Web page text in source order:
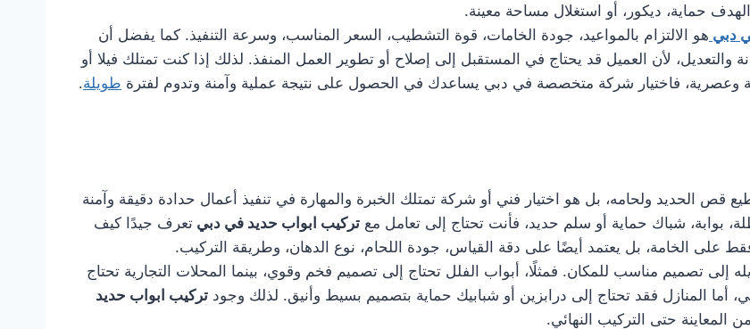
حماية، ديكور، أو استغلال مساحة معينة.
دبي هو الالتزام بالمواعيد، جودة الخامات، قوة التشطيب، السعر المناسب، وسرعة التنفيذ. كما يفضل أن
لأن العميل قد يحتاج في المستقبل إلى إصلاح أو تطوير العمل المنفذ. لذلك إذا كنت تمتلك فيلا أو
وعصرية، فاختيار شركة متخصصة في دبي يساعدك في الحصول على نتيجة عملية وآمنة وتدوم لفترة طويلة.
ولحامه، بل هو اختيار فني أو شركة تمتلك الخبرة والمهارة في تنفيذ أعمال حدادة دقيقة وآمنة
بوابة، شباك حماية أو سلم حديد، فأنت تحتاج إلى تعامل مع تركيب ابواب حديد في دبي تعرف جيدًا كيف
على الخامة، بل يعتمد أيضًا على دقة القياس، جودة اللحام، نوع الدهان، وطريقة التركيب.
تصميم مناسب للمكان. فمثلًا، أبواب الفلل تحتاج إلى تصميم فخم وقوي، بينما المحلات التجارية تحتاج
أما المنازل فقد تحتاج إلى درابزين أو شبابيك حماية بتصميم بسيط وأنيق. لذلك وجود تركيب ابواب حديد
حتى التركيب النهائي.